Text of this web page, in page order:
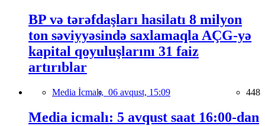
BP və tərəfdaşları hasilatı 8 milyon
ton səviyyəsində saxlamaqla AÇG-yə
kapital qoyuluşlarını 31 faiz
artırıblar
Media İcmalı, 06 avqust, 15:09 448
Media icmalı: 5 avqust saat 16:00-dan